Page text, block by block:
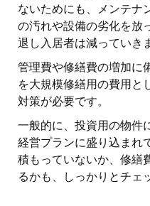
ないためにも、メンテナ
の汚れや設備の劣化を放
退し入居者は減っていき
管理費や修繕費の増加に
を大規模修繕用の費用と
対策が必要です。
一般的に、投資用の物件
経営プランに盛り込まれ
積もっていないか、修繕
るかも、しっかりとチェ